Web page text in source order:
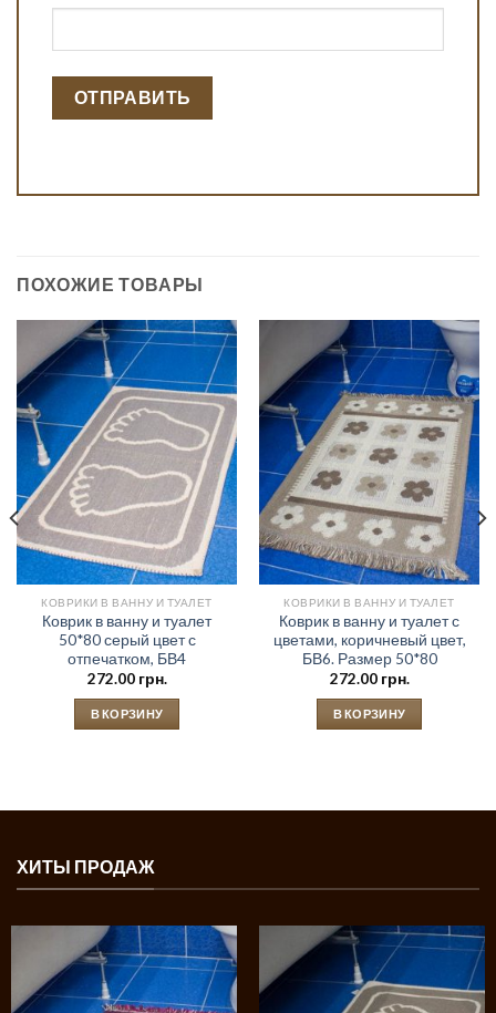
ПОХОЖИЕ ТОВАРЫ
КОВРИКИ В ВАННУ И ТУАЛЕТ
Коврик в ванну и туалет
50*80 серый цвет с
отпечатком, БВ4
272.00 грн.
В КОРЗИНУ
КОВРИКИ В ВАННУ И ТУАЛЕТ
Коврик в ванну и туалет с
цветами, коричневый цвет,
БВ6. Размер 50*80
272.00 грн.
В КОРЗИНУ
ХИТЫ ПРОДАЖ